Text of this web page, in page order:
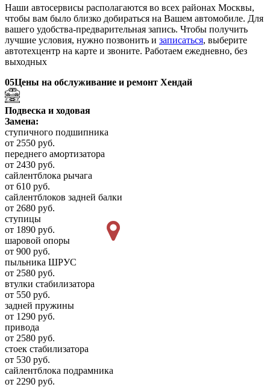
Наши автосервисы располагаются во всех районах Москвы,
чтобы вам было близко добираться на Вашем автомобиле. Для
вашего удобства-предварительная запись. Чтобы получить
лучшие условия, нужно позвонить и записаться, выберите
автотехцентр на карте и звоните. Работаем ежедневно, без
выходных
05Цены на обслуживание и ремонт Хендай
Подвеска и ходовая
Замена:
ступичного подшипника
от 2550 руб.
переднего амортизатора
от 2430 руб.
сайлентблока рычага
от 610 руб.
сайлентблоков задней балки
от 2680 руб.
ступицы
от 1890 руб.
шаровой опоры
от 900 руб.
пыльника ШРУС
от 2580 руб.
втулки стабилизатора
от 550 руб.
задней пружины
от 1290 руб.
привода
от 2580 руб.
стоек стабилизатора
от 530 руб.
сайлентблока подрамника
от 2290 руб.